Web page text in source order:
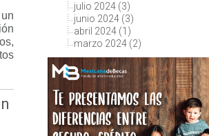
julio 2024 (3)
junio 2024 (3)
abril 2024 (1)
marzo 2024 (2)